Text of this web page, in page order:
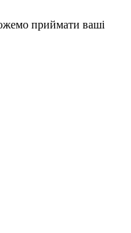
приймати ваші